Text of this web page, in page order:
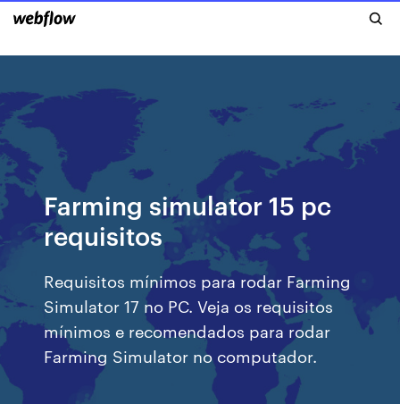
Farming simulator 15 pc
requisitos
Requisitos mínimos para rodar Farming
Simulator 17 no PC. Veja os requisitos
mínimos e recomendados para rodar
Farming Simulator no computador.